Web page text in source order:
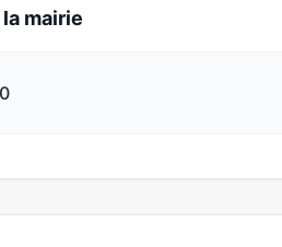
mairie